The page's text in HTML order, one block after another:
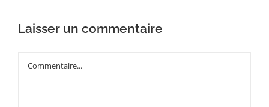
Laisser un commentaire
Commentaire